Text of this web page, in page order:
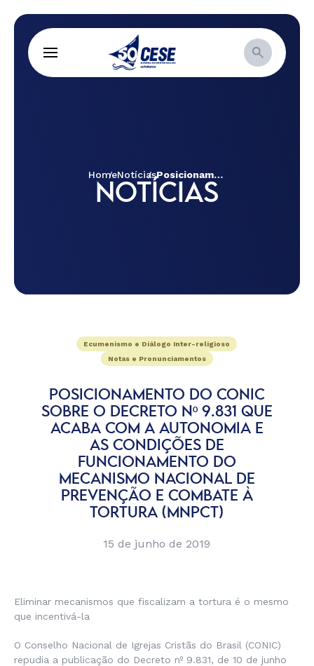
HomeNotícias Posicionamento do CONIC sobre o Decreto nº 9.831 que acaba com a autonomia e as condições de funcionamento do Mecanismo Nacional de Prevenção e Combate à Tortura (MNPCT)
NOTÍCIAS
Ecumenismo e Diálogo Inter-religioso
Notas e Pronunciamentos
POSICIONAMENTO DO CONIC
SOBRE O DECRETO Nº 9.831 QUE
ACABA COM A AUTONOMIA E
AS CONDIÇÕES DE
FUNCIONAMENTO DO
MECANISMO NACIONAL DE
PREVENÇÃO E COMBATE À
TORTURA (MNPCT)
15 de junho de 2019
Eliminar mecanismos que fiscalizam a tortura é o mesmo
que incentivá-la
O Conselho Nacional de Igrejas Cristãs do Brasil (CONIC)
repudia a publicação do Decreto nº 9.831, de 10 de junho